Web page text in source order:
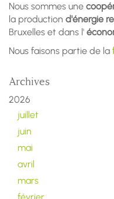
Nous sommes une
la production d'énergie
Bruxelles et dans l'
Nous faisons partie de la
Archives
2026
juillet
juin
mai
avril
mars